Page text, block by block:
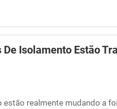
Isolamento Estão
realmente mudando a